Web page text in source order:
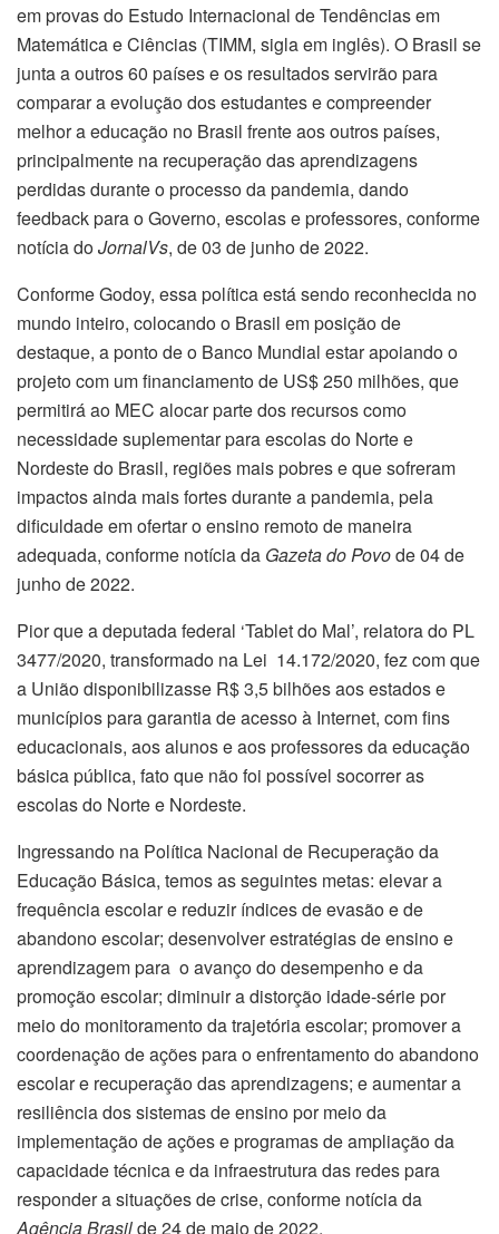
em provas do Estudo Internacional de Tendências em
Matemática e Ciências (TIMM, sigla em inglês). O Brasil se
junta a outros 60 países e os resultados servirão para
comparar a evolução dos estudantes e compreender
melhor a educação no Brasil frente aos outros países,
principalmente na recuperação das aprendizagens
perdidas durante o processo da pandemia, dando
feedback para o Governo, escolas e professores, conforme
notícia doJornalVs, de 03 de junho de 2022.
Conforme Godoy, essa política está sendo reconhecida no
mundo inteiro, colocando o Brasil em posição de
destaque, a ponto de o Banco Mundial estar apoiando o
projeto com um financiamento de US$ 250 milhões, que
permitirá ao MEC alocar parte dos recursos como
necessidade suplementar para escolas do Norte e
Nordeste do Brasil, regiões mais pobres e que sofreram
impactos ainda mais fortes durante a pandemia, pela
dificuldade em ofertar o ensino remoto de maneira
adequada, conforme notícia da Gazeta do Povode 04 de
junho de 2022.
Pior que a deputada federal ‘Tablet do Mal’, relatora do PL
3477/2020, transformado na Lei 14.172/2020, fez com que
a União disponibilizasse R$ 3,5 bilhões aos estados e
municípios para garantia de acesso à Internet, com fins
educacionais, aos alunos e aos professores da educação
básica pública, fato que não foi possível socorrer as
escolas do Norte e Nordeste.
Ingressando na Política Nacional de Recuperação da
Educação Básica, temos as seguintes metas: elevar a
frequência escolar e reduzir índices de evasão e de
abandono escolar; desenvolver estratégias de ensino e
aprendizagem para o avanço do desempenho e da
promoção escolar; diminuir a distorção idade-série por
meio do monitoramento da trajetória escolar; promover a
coordenação de ações para o enfrentamento do abandono
escolar e recuperação das aprendizagens; e aumentar a
resiliência dos sistemas de ensino por meio da
implementação de ações e programas de ampliação da
capacidade técnica e da infraestrutura das redes para
responder a situações de crise, conforme notícia da
Agência Brasilde 24 de maio de 2022.